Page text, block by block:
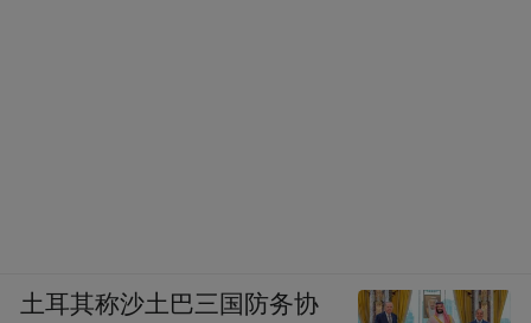
土耳其称沙土巴三国防务协